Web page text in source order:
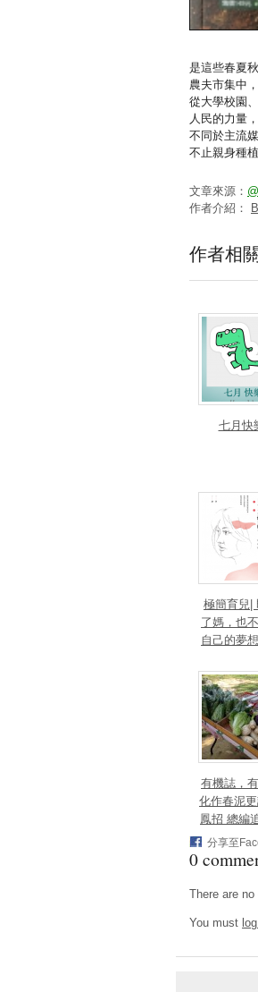
是這些春夏
農夫市集中
從大學校園
人民的力量
不同於主流
不止親身種
文章來源：
作者介紹：
作者相
七月快
極簡育兒|
了媽，也
自己的夢
室）
有機誌，
化作春泥
鳳招 總編
18(六)
清華大學
分享至
0
There are
You must